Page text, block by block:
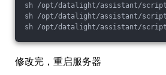
sh /opt/datalight/assistant/
sh /opt/datalight/assistant/
sh /opt/datalight/assistant/
修改完，重启服务器